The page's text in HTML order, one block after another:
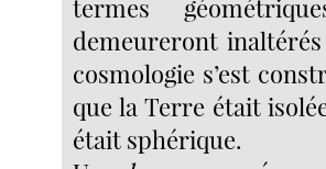
termes
demeureront
cosmologie s’est
que la Terre était
était sphérique.